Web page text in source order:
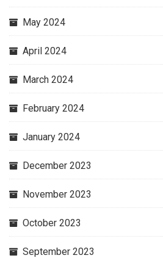
May 2024
April 2024
March 2024
February 2024
January 2024
December 2023
November 2023
October 2023
September 2023